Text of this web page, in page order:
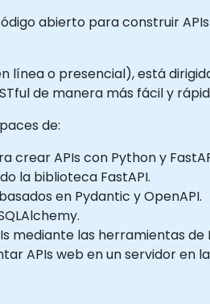
abierto para construir
o presencial), está
de manera más fácil y
de:
crear APIs con Python y
la biblioteca FastAPI.
en Pydantic y OpenAPI.
mediante las herramientas de
APIs web en un servidor en